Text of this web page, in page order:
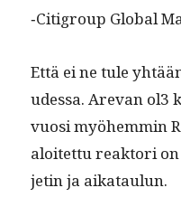
‑Cit­i­group Glob­al
Että ei ne tule
udessa. Are­van ol3
vuosi myöhem­min
aloitet­tu reak­tori
jetin ja aikataulun.